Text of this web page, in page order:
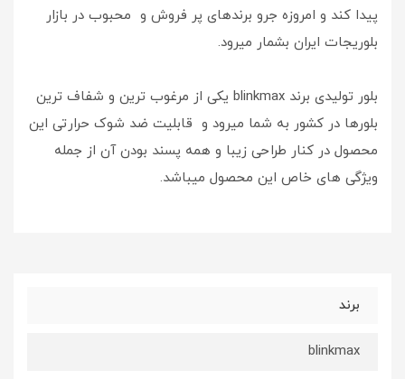
پیدا کند و امروزه جرو برندهای پر فروش و محبوب در بازار
بلوریجات ایران بشمار میرود.
بلور تولیدی برند blinkmax یکی از مرغوب ترین و شفاف ترین
بلورها در کشور به شما میرود و قابلیت ضد شوک حرارتی این
محصول در کنار طراحی زیبا و همه پسند بودن آن از جمله
ویژگی های خاص این محصول میباشد.
برند
blinkmax